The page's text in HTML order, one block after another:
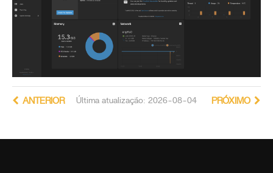
Última atualização: 2026-08-04
ANTERIOR PRÓXIMO